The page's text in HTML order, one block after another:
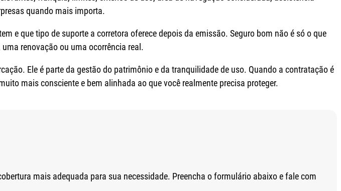
quando mais importa.
e que tipo de suporte a corretora oferece depois da emissão. Seguro bom não é só o que
renovação ou uma ocorrência real.
Ele é parte da gestão do patrimônio e da tranquilidade de uso. Quando a contratação é
mais consciente e bem alinhada ao que você realmente precisa proteger.
mais adequada para sua necessidade. Preencha o formulário abaixo e fale com